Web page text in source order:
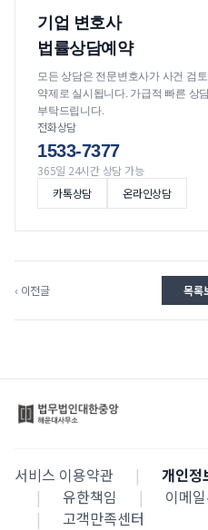
기업 변호사
법률상담예약
모든 상담은 전문변호사가 사건 검
약제로 실시됩니다. 가급적 빠른 상
부탁드립니다.
전화상담
1533-7377
365일 24시간 상담 가능
카톡상담
온라인상담
‹ 이전글 목록
서비스 이용약관 | 개인정
|
유한책임 |
이메
|
고객만족센터